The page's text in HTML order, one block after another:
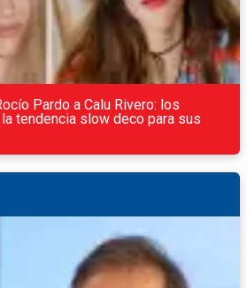
Pardo a Calu Rivero: los
tendencia slow deco para sus